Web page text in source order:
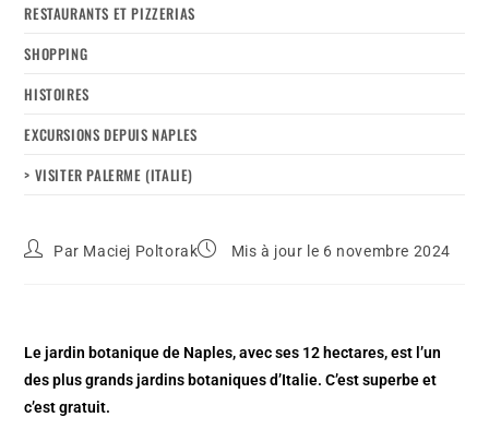
RESTAURANTS ET PIZZERIAS
SHOPPING
HISTOIRES
EXCURSIONS DEPUIS NAPLES
> VISITER PALERME (ITALIE)
Par Maciej Poltorak Mis à jour le 6 novembre 2024
Le jardin botanique de Naples, avec ses 12 hectares, est l’un
des plus grands jardins botaniques d’Italie. C’est superbe et
c’est gratuit.